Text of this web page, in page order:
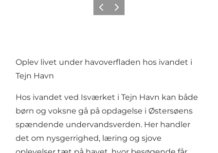
ForrigeNæste
Oplev livet under havoverfladen hos ivandet i
Tejn Havn
Hos ivandet ved Isværket i Tejn Havn kan både
børn og voksne gå på opdagelse i Østersøens
spændende undervandsverden. Her handler
det om nysgerrighed, læring og sjove